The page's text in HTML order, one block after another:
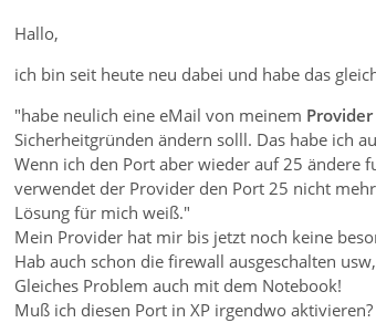
Hallo,
ich bin seit heute neu dabei und habe das
"habe neulich eine eMail von meinem
Sicherheitgründen ändern solll. Das habe ich
Wenn ich den Port aber wieder auf 25 ändere
verwendet der Provider den Port 25 nicht
Lösung für mich weiß."
Mein Provider hat mir bis jetzt noch keine
Hab auch schon die firewall ausgeschalten
Gleiches Problem auch mit dem Notebook!
Muß ich diesen Port in XP irgendwo aktivieren?